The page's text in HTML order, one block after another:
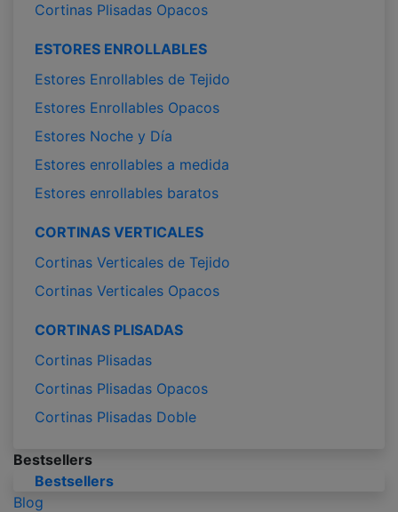
Cortinas Plisadas Opacos
ESTORES ENROLLABLES
Estores Enrollables de Tejido
Estores Enrollables Opacos
Estores Noche y Día
Estores enrollables a medida
Estores enrollables baratos
CORTINAS VERTICALES
Cortinas Verticales de Tejido
Cortinas Verticales Opacos
CORTINAS PLISADAS
Cortinas Plisadas
Cortinas Plisadas Opacos
Cortinas Plisadas Doble
Bestsellers
Bestsellers
Blog